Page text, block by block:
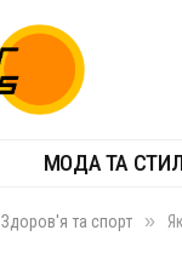
МОДА ТА
Здоров'я та спорт »